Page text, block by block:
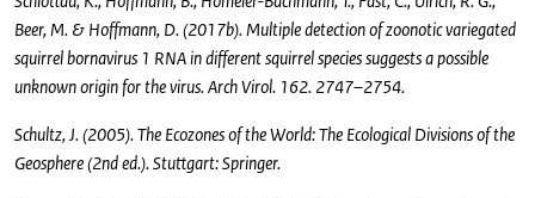
Beer, M. & Hoffmann, D. (2017b). Multiple detection of zoonotic variegated
squirrel bornavirus 1 RNA in different squirrel species suggests a possible
unknown origin for the virus. Arch Virol. 162. 2747–2754.
Schultz, J. (2005). The Ecozones of the World: The Ecological Divisions of the
Geosphere (2nd ed.). Stuttgart: Springer.